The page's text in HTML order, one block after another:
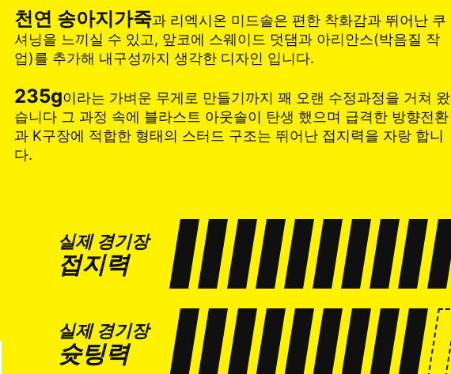
천연 송아지가죽과 리엑시온 미드솔은 편한 착화감과 뛰어난 쿠
셔닝을 느끼실 수 있고, 앞코에 스웨이드 덧댐과 아리안스(박음질 작
업)를 추가해 내구성까지 생각한 디자인 입니다.
235g이라는 가벼운 무게로 만들기까지 꽤 오랜 수정과정을 거쳐 왔
습니다 그 과정 속에 블라스트 아웃솔이 탄생 했으며 급격한 방향전환
과 K구장에 적합한 형태의 스터드 구조는 뛰어난 접지력을 자랑 합니
다.
실제 경기장
접지력
실제 경기장
슛팅력